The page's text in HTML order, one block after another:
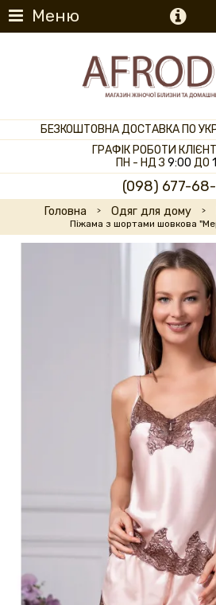
Меню
БЕЗКОШТОВНА ДОСТАВКА ПО
ГРАФІК РОБОТИ
ПН - НД З 9:00 ДО
(098) 677-
Головна Одяг для дому
Піжама з шортами шовкова